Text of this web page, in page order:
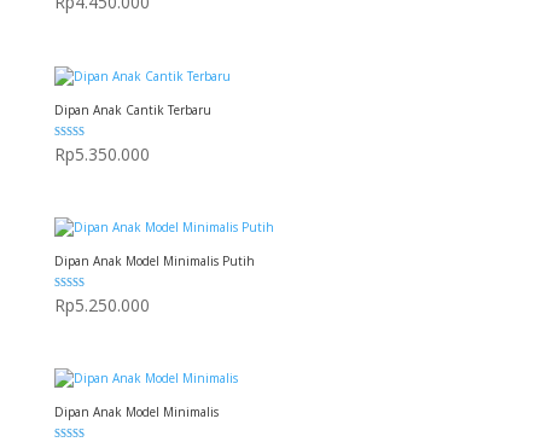
5.00
dari 5
Dipan Anak Cantik Terbaru
Dinilai
5.00
dari 5
Rp5.350.000
Dipan Anak Model Minimalis Putih
Dinilai
5.00
dari 5
Rp5.250.000
Dipan Anak Model Minimalis